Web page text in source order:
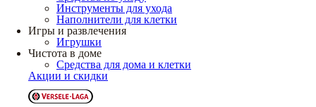
Инструменты для ухода
Наполнители для клетки
Игры и развлечения
Игрушки
Чистота в доме
Средства для дома и клетки
Акции и скидки